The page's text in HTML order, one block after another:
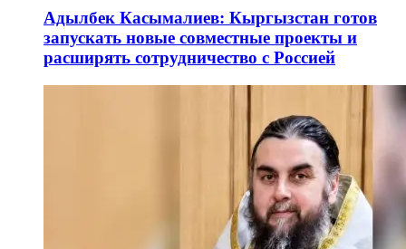
Адылбек Касымалиев: Кыргызстан готов
запускать новые совместные проекты и
расширять сотрудничество с Россией